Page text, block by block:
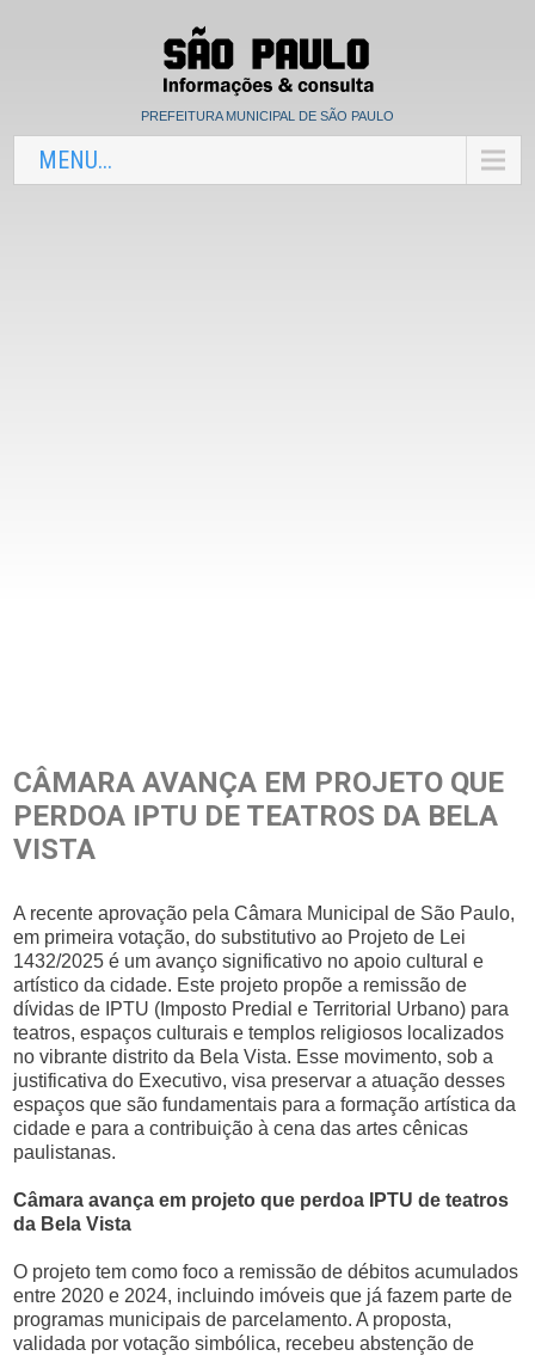
PREFEITURA MUNICIPAL DE SÃO PAULO
MENU...
CÂMARA AVANÇA EM PROJETO QUE
PERDOA IPTU DE TEATROS DA BELA
VISTA
A recente aprovação pela Câmara Municipal de São Paulo,
em primeira votação, do substitutivo ao Projeto de Lei
1432/2025 é um avanço significativo no apoio cultural e
artístico da cidade. Este projeto propõe a remissão de
dívidas de IPTU (Imposto Predial e Territorial Urbano) para
teatros, espaços culturais e templos religiosos localizados
no vibrante distrito da Bela Vista. Esse movimento, sob a
justificativa do Executivo, visa preservar a atuação desses
espaços que são fundamentais para a formação artística da
cidade e para a contribuição à cena das artes cênicas
paulistanas.
Câmara avança em projeto que perdoa IPTU de teatros
da Bela Vista
O projeto tem como foco a remissão de débitos acumulados
entre 2020 e 2024, incluindo imóveis que já fazem parte de
programas municipais de parcelamento. A proposta,
validada por votação simbólica, recebeu abstenção de